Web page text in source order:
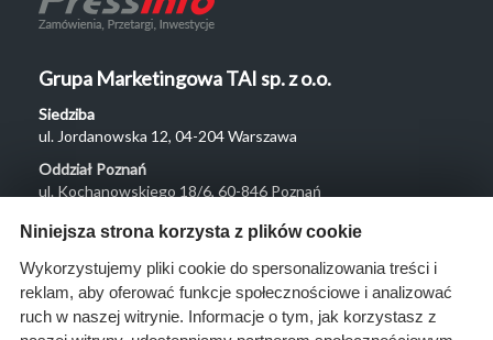
Grupa Marketingowa TAI sp. z o.o.
Siedziba
ul. Jordanowska 12, 04-204 Warszawa
Oddział Poznań
ul. Kochanowskiego 18/6, 60-846 Poznań
Menu
O nas
Rozwiązania
Niniejsza strona korzysta z plików cookie
Wykorzystujemy pliki cookie do spersonalizowania treści i
reklam, aby oferować funkcje społecznościowe i analizować
ruch w naszej witrynie. Informacje o tym, jak korzystasz z